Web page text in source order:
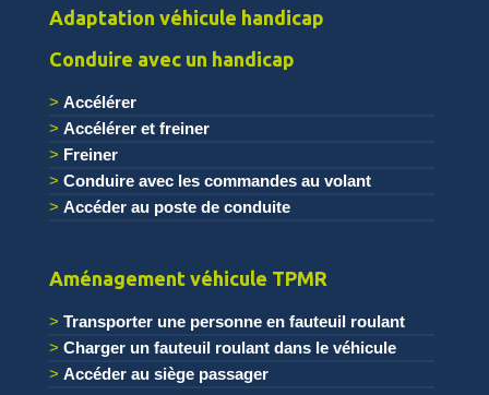
Adaptation véhicule handicap
Conduire avec un handicap
Accélérer
Accélérer et freiner
Freiner
Conduire avec les commandes au volant
Accéder au poste de conduite
Aménagement véhicule TPMR
Transporter une personne en fauteuil roulant
Charger un fauteuil roulant dans le véhicule
Accéder au siège passager